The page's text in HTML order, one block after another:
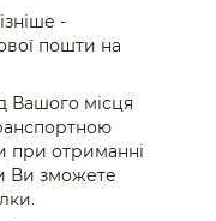
-
пошти на
Вашого місця
при отриманні
Ви зможете